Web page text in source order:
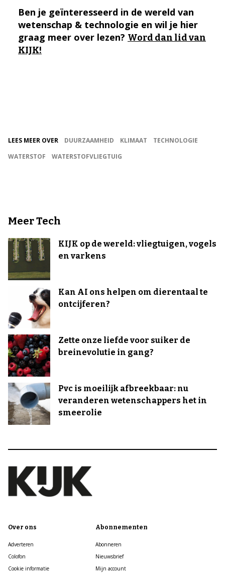
Ben je geïnteresseerd in de wereld van
wetenschap & technologie en wil je hier
graag meer over lezen? Word dan lid van
KIJK!
LEES MEER OVER DUURZAAMHEID KLIMAAT
TECHNOLOGIE
WATERSTOF
WATERSTOFVLIEGTUIG
Meer Tech
KIJK op de wereld: vliegtuigen, vogels
en varkens
Kan AI ons helpen om dierentaal te
ontcijferen?
Zette onze liefde voor suiker de
breinevolutie in gang?
Pvc is moeilijk afbreekbaar: nu
veranderen wetenschappers het in
smeerolie
Over ons
Adverteren
Colofon
Cookie informatie
Abonnementen
Abonneren
Nieuwsbrief
Mijn account